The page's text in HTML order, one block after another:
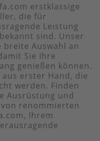
erstklassige
die für
Leistung
sind. Unser
Auswahl an
Sie Ihre
genießen können.
erster Hand, die
werden. Finden
Ausrüstung und
renommierten
Ihrem